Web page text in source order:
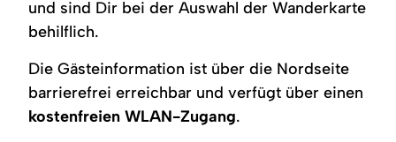
Pflanzen.
und sind Dir bei der Auswahl der Wanderkarte
behilflich.
Die Gästeinformation ist über die Nordseite
barrierefrei erreichbar und verfügt über einen
kostenfreien WLAN-Zugang.